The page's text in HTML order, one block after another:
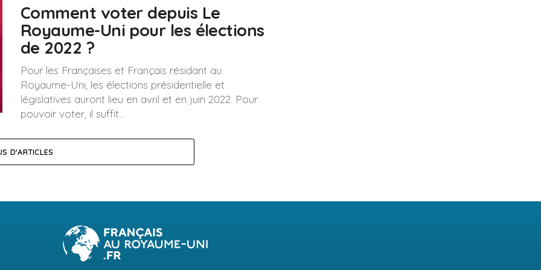
Comment voter depuis Le
Royaume-Uni pour les élections
de 2022 ?
Pour les Françaises et Français résidant au
Royaume-Uni, les élections présidentielle et
législatives auront lieu en avril et en juin 2022. Pour
pouvoir voter, il suffit...
D'ARTICLES